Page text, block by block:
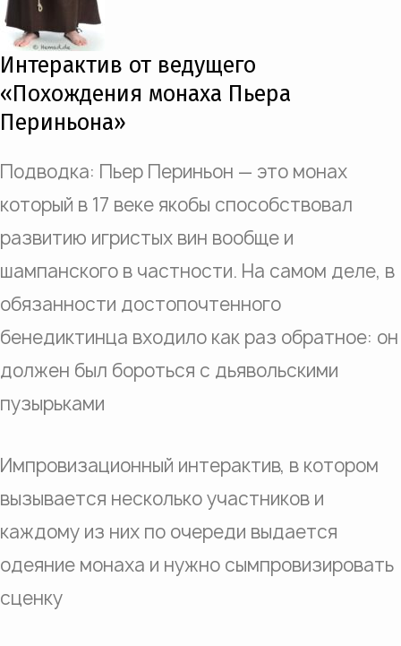
Интерактив от ведущего
«Похождения монаха Пьера
Периньона»
Подводка: Пьер Периньон — это монах
который в 17 веке якобы способствовал
развитию игристых вин вообще и
шампанского в частности. На самом деле, в
обязанности достопочтенного
бенедиктинца входило как раз обратное: он
должен был бороться с дьявольскими
пузырьками
Импровизационный интерактив, в котором
вызывается несколько участников и
каждому из них по очереди выдается
одеяние монаха и нужно сымпровизировать
сценку